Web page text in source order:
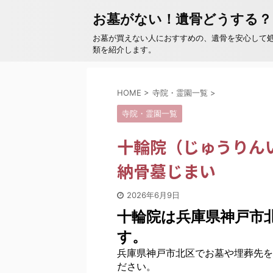
お墓がない！遺骨どうする？
お墓が買えない人におすすめの、遺骨を安心して
類を紹介します。
HOME > 寺院・霊園一覧 >
寺院・霊園一覧
十輪院（じゅうり
納骨墓じまい
2026年6月9日
十輪院は兵庫県神戸市
す。
兵庫県神戸市北区でお墓や埋葬先
ださい。